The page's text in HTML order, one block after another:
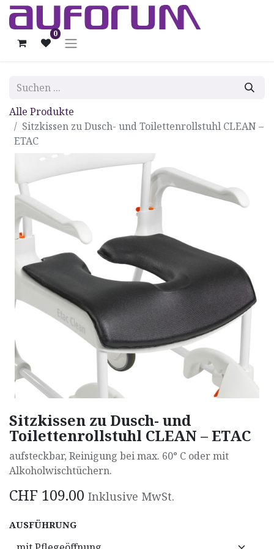
0
Alle Produkte
Sitzkissen zu Dusch- und Toilettenrollstuhl CLEAN –
ETAC
Sitzkissen zu Dusch- und
Toilettenrollstuhl CLEAN – ETAC
aufsteckbar, Reinigung bei max. 60° C oder mit
Alkoholwischtüchern.
CHF 109.00 Inklusive MwSt.
AUSFÜHRUNG